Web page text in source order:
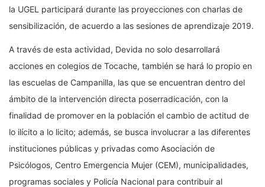
la UGEL participará durante las proyecciones con charlas de
sensibilización, de acuerdo a las sesiones de aprendizaje 2019.
A través de esta actividad, Devida no solo desarrollará
acciones en colegios de Tocache, también se hará lo propio en
las escuelas de Campanilla, las que se encuentran dentro del
ámbito de la intervención directa poserradicación, con la
finalidad de promover en la población el cambio de actitud de
lo ilícito a lo licito; además, se busca involucrar a las diferentes
instituciones públicas y privadas como Asociación de
Psicólogos, Centro Emergencia Mujer (CEM), municipalidades,
programas sociales y Policía Nacional para contribuir al